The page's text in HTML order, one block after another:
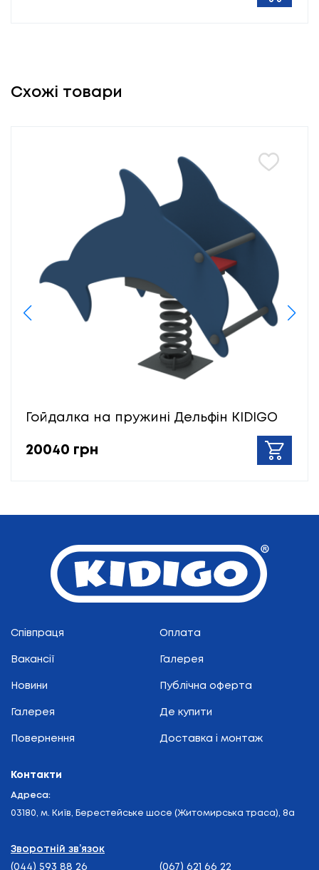
Схожі товари
Гойдалка на пружині Дельфін KIDIGO
20040 грн
Співпраця Оплата
Вакансії Галерея
Новини Публічна оферта
Галерея Де купити
Повернення Доставка і монтаж
Контакти
Адреса:
03180, м. Київ, Берестейське шосе (Житомирська траса), 8а
Зворотній зв’язок
(044) 593 88 26
(067) 621 66 22